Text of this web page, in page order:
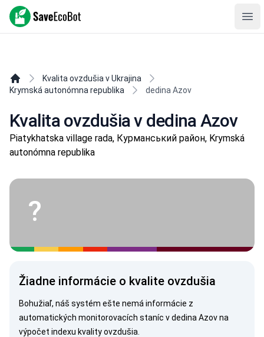
SaveEcoBot
Kvalita ovzdušia v Ukrajina
Krymská autonómna republika
dedina Azov
Kvalita ovzdušia v dedina Azov
Piatykhatska village rada, Курманський район, Krymská
autonómna republika
?
Žiadne informácie o kvalite ovzdušia
Bohužiaľ, náš systém ešte nemá informácie z
automatických monitorovacích staníc v dedina Azov na
výpočet indexu kvality ovzdušia.